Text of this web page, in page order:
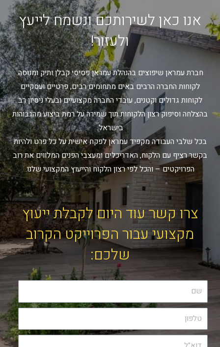
אנו כאן לשירותכם ונשמח לייעץ
ולעזור!
חברת עמראן שיפוצים בהנהלת עמראן פסיסי קבלן ותיק ומנוסה.
לקוחות החברה הרבים באים מתחומים רבים, פרטיים ועסקיים
לקוחות גדולים וקטנים, עובדי החברה מקצועיים ובעלי ניסיון רב
בהצלחה וסיפוק רצון הלקוחות תוך שמירה על רמת ביצוע מהגבוהות
בישראל.
בכל שלבי העבודה מקפיד עמראן לפקח אישית על כל פרט ולהיות
בקשר רציף עם הלקוח, האדריכלים ומעצבי הפנים המלווים את רוב
הפרויקטים – והכל לפי רצון הלקוח והייעוץ המקצועי שלנו.
צרו קשר עוד היום לקבלת ייעוץ
מקצועי עבור הפרוייקט הקרוב
שלכם: